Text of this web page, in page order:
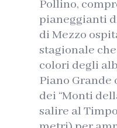
Pollino,
pianeggianti
di Mezzo
stagionale
colori degli
Piano Grande
dei “Monti
salire al